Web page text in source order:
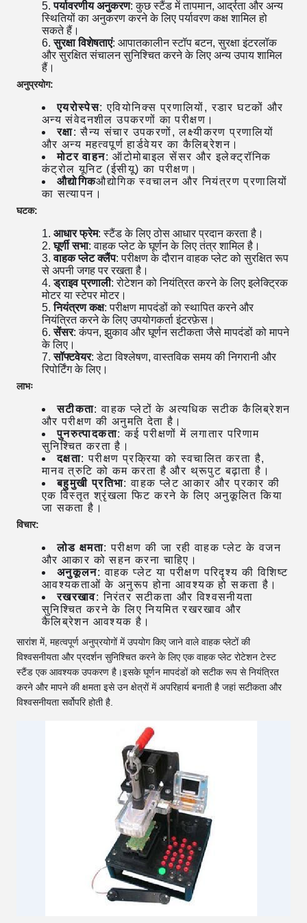
पर्यावरणीय अनुकरण: कुछ स्टैंड में तापमान, आर्द्रता और अन्य
स्थितियों का अनुकरण करने के लिए पर्यावरण कक्ष शामिल हो
सकते हैं।
सुरक्षा विशेषताएं: आपातकालीन स्टॉप बटन, सुरक्षा इंटरलॉक
और सुरक्षित संचालन सुनिश्चित करने के लिए अन्य उपाय शामिल
हैं।
अनुप्रयोग:
एयरोस्पेस: एवियोनिक्स प्रणालियों, रडार घटकों और
अन्य संवेदनशील उपकरणों का परीक्षण।
रक्षा: सैन्य संचार उपकरणों, लक्ष्यीकरण प्रणालियों
और अन्य महत्वपूर्ण हार्डवेयर का कैलिब्रेशन।
मोटर वाहन: ऑटोमोबाइल सेंसर और इलेक्ट्रॉनिक
कंट्रोल यूनिट (ईसीयू) का परीक्षण।
औद्योगिकऔद्योगिक स्वचालन और नियंत्रण प्रणालियों
का सत्यापन।
घटक:
आधार फ्रेम: स्टैंड के लिए ठोस आधार प्रदान करता है।
घूर्णी सभा: वाहक प्लेट के घूर्णन के लिए तंत्र शामिल है।
वाहक प्लेट क्लैंप: परीक्षण के दौरान वाहक प्लेट को सुरक्षित रूप
से अपनी जगह पर रखता है।
ड्राइव प्रणाली: रोटेशन को नियंत्रित करने के लिए इलेक्ट्रिक
मोटर या स्टेपर मोटर।
नियंत्रण कक्ष: परीक्षण मापदंडों को स्थापित करने और
नियंत्रित करने के लिए उपयोगकर्ता इंटरफ़ेस।
सेंसर: कंपन, झुकाव और घूर्णन सटीकता जैसे मापदंडों को मापने
के लिए।
सॉफ्टवेयर: डेटा विश्लेषण, वास्तविक समय की निगरानी और
रिपोर्टिंग के लिए।
लाभः
सटीकता: वाहक प्लेटों के अत्यधिक सटीक कैलिब्रेशन
और परीक्षण की अनुमति देता है।
पुनरुत्पादकता: कई परीक्षणों में लगातार परिणाम
सुनिश्चित करता है।
दक्षता: परीक्षण प्रक्रिया को स्वचालित करता है,
मानव त्रुटि को कम करता है और थ्रूपुट बढ़ाता है।
बहुमुखी प्रतिभा: वाहक प्लेट आकार और प्रकार की
एक विस्तृत श्रृंखला फिट करने के लिए अनुकूलित किया
जा सकता है।
विचार:
लोड क्षमता: परीक्षण की जा रही वाहक प्लेट के वजन
और आकार को सहन करना चाहिए।
अनुकूलन: वाहक प्लेट या परीक्षण परिदृश्य की विशिष्ट
आवश्यकताओं के अनुरूप होना आवश्यक हो सकता है।
रखरखाव: निरंतर सटीकता और विश्वसनीयता
सुनिश्चित करने के लिए नियमित रखरखाव और
कैलिब्रेशन आवश्यक है।
सारांश में, महत्वपूर्ण अनुप्रयोगों में उपयोग किए जाने वाले वाहक प्लेटों की
विश्वसनीयता और प्रदर्शन सुनिश्चित करने के लिए एक वाहक प्लेट रोटेशन टेस्ट
स्टैंड एक आवश्यक उपकरण है।इसके घूर्णन मापदंडों को सटीक रूप से नियंत्रित
करने और मापने की क्षमता इसे उन क्षेत्रों में अपरिहार्य बनाती है जहां सटीकता और
विश्वसनीयता सर्वोपरि होती है.